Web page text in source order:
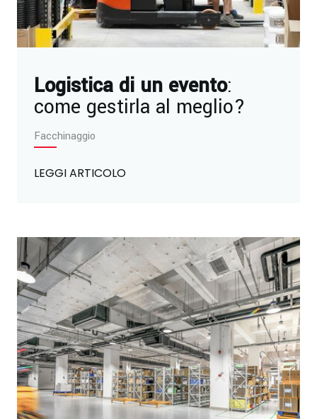
Logistica di un evento:
come gestirla al meglio?
Facchinaggio
LEGGI ARTICOLO